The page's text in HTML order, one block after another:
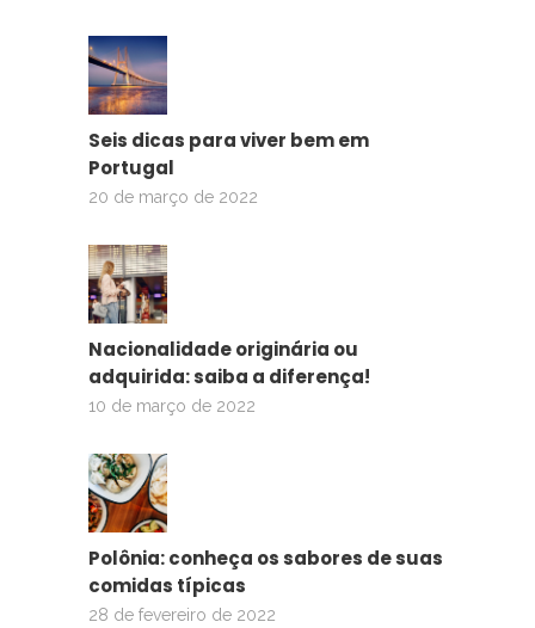
Seis dicas para viver bem em
Portugal
20 de março de 2022
Nacionalidade originária ou
adquirida: saiba a diferença!
10 de março de 2022
Polônia: conheça os sabores de suas
comidas típicas
28 de fevereiro de 2022